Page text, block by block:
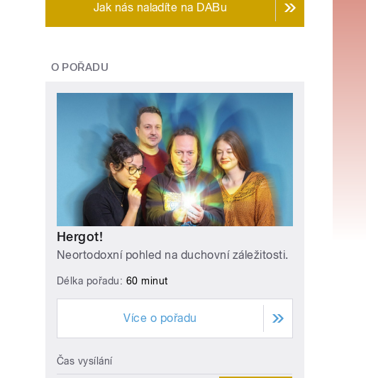
Jak nás naladíte na DABu
O POŘADU
Hergot!
Neortodoxní pohled na duchovní záležitosti.
Délka pořadu: 60 minut
Více o pořadu
Čas vysílání